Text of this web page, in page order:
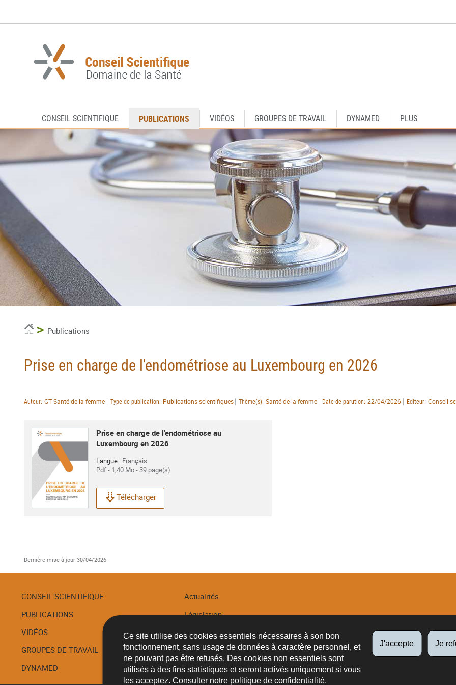
Ce site utilise des cookies essentiels nécessaires à son bon
fonctionnement, sans usage de données à caractère personnel, et
ne pouvant pas être refusés. Des cookies non essentiels sont
utilisés à des fins statistiques et seront activés uniquement si vous
les acceptez. Consulter notre politique de confidentialité.
J'accepte Je
la
contenu
CONSEIL SCIENTIFIQUE PUBLICATIONS VIDÉOS GROUPES DE TRAVAIL DYNAMED PLUS
AccueilPublications
Prise en charge de l'endométriose au Luxembourg en 2026
Auteur GT Santé de la femme Type de publication Publications scientifiques Thème(s) Santé de la femme Date de parution 22/04/2026 Editeur Conseil
Prise en charge de l'endométriose au
Luxembourg en 2026
Langue : Français
Pdf - 1,40 Mo - 39 page(s)
Télécharger
Dernière mise à jour 30/04/2026
Menu
de
navigation
CONSEIL SCIENTIFIQUE
PUBLICATIONS
VIDÉOS
GROUPES DE TRAVAIL
DYNAMED
Actualités
Législation
Recommandations
Procédures